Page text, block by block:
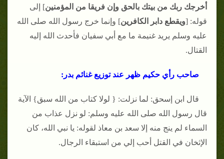
أخرجك ربك من بيتك بالحق وإن فريقا من المؤمنين] إلى
قوله: [ويقطع دابر الكافرين] وإنما خرج رسول الله صلى الله
عليه وسلم يريد غنيمة ما مع أبي سفيان فأحدث الله إليه
القتال.
صاحب رأي حكيم ظهر عند توزيع غنائم بدر:
قال ابن إسحق: لما نزلت: { لولا كتاب من الله سبق} الآية
قال رسول الله صلى الله عليه وسلم: لو نزل عذاب من
السماء لم ينج منه إلا سعد بن معاذ لقوله: يا نبي الله، كان
الإثخان في القتل أحب إلي من استبقاء الرجال.